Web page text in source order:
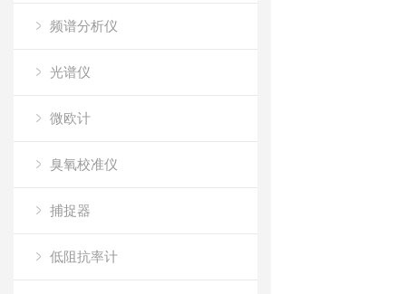
频谱分析仪
光谱仪
微欧计
臭氧校准仪
捕捉器
低阻抗率计